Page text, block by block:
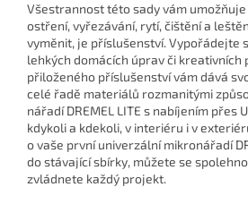
Všestrannost této sady vám
ostření, vyřezávání, rytí, čištění a
vyměnit, je příslušenství. Vypořádejte
lehkých domácích úprav či kreativních
přiloženého příslušenství vám dává
celé řadě materiálů rozmanitými
nářadí DREMEL LITE s nabíjením přes
kdykoli a kdekoli, v interiéru i v
o vaše první univerzální mikronářadí
do stávající sbírky, můžete se
zvládnete každý projekt.